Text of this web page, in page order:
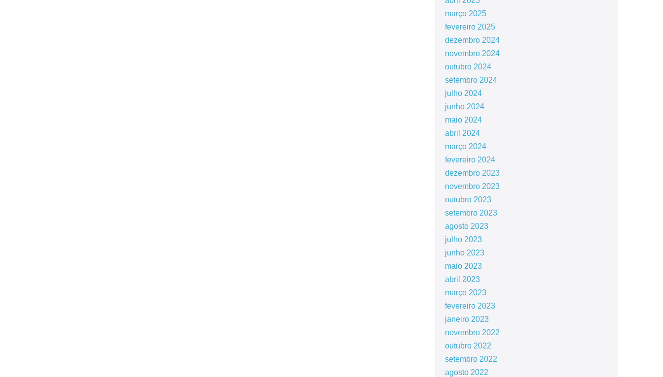
março 2025
fevereiro 2025
dezembro 2024
novembro 2024
outubro 2024
setembro 2024
julho 2024
junho 2024
maio 2024
abril 2024
março 2024
fevereiro 2024
dezembro 2023
novembro 2023
outubro 2023
setembro 2023
agosto 2023
julho 2023
junho 2023
maio 2023
abril 2023
março 2023
fevereiro 2023
janeiro 2023
novembro 2022
outubro 2022
setembro 2022
agosto 2022